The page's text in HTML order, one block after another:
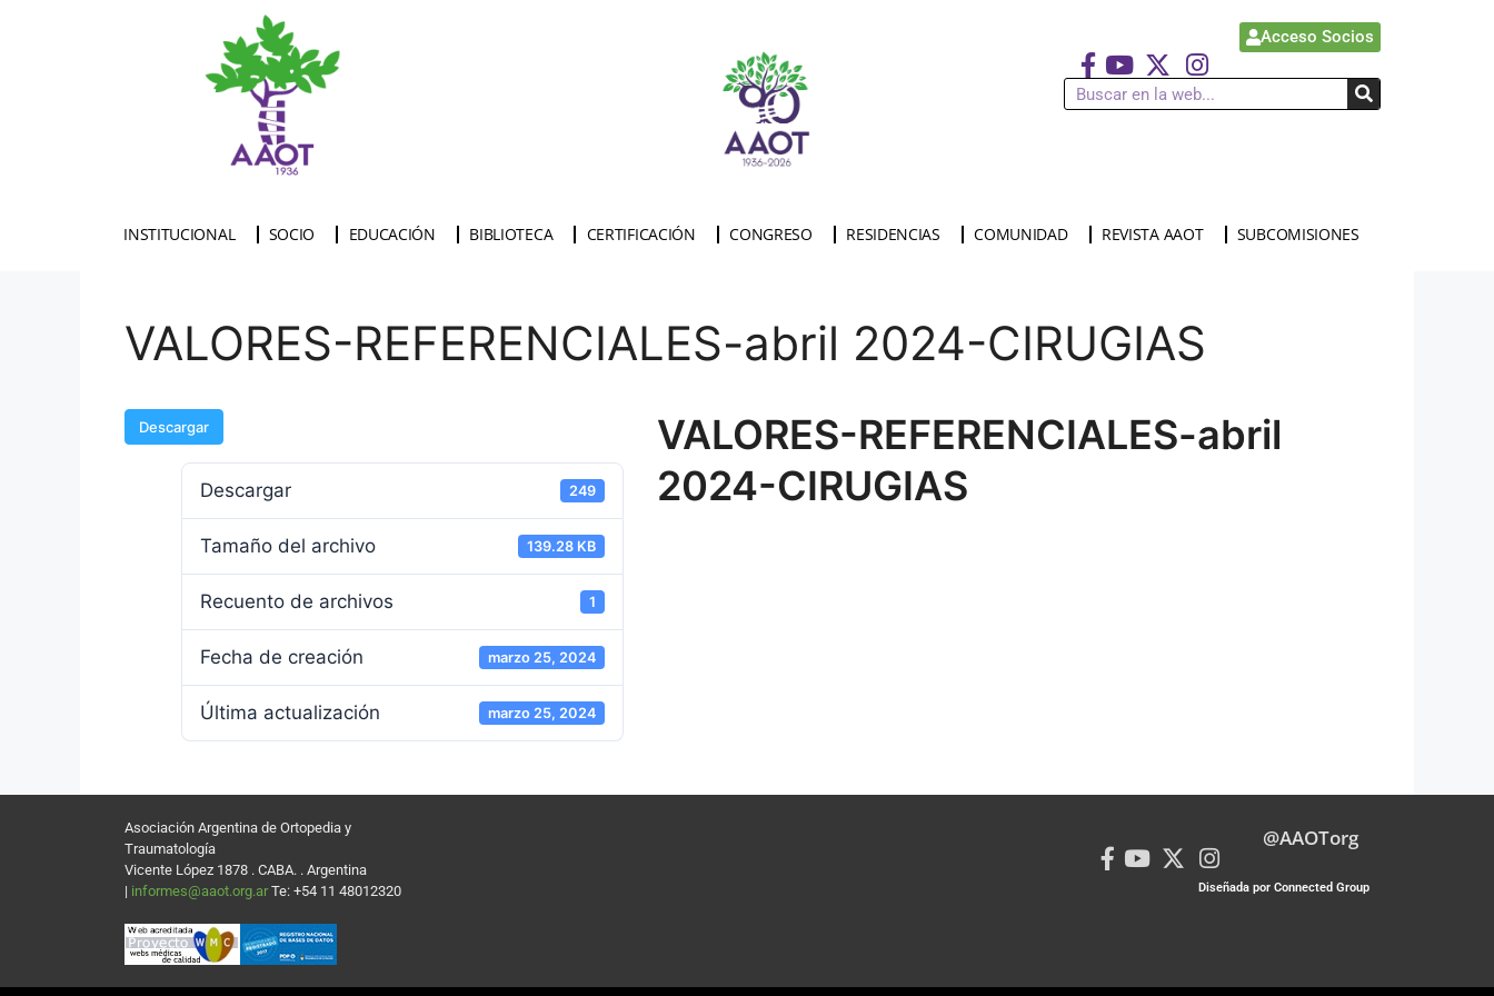
Acceso Socios
INSTITUCIONAL SOCIO EDUCACIÓN BIBLIOTECA CERTIFICACIÓN CONGRESO RESIDENCIAS COMUNIDAD REVISTA AAOT SUBCOMISIONES
VALORES-REFERENCIALES-abril 2024-CIRUGIAS
Descargar
Descargar 249
Tamaño del archivo 139.28 KB
Recuento de archivos 1
Fecha de creación marzo 25, 2024
Última actualización marzo 25, 2024
VALORES-REFERENCIALES-abril
2024-CIRUGIAS
Asociación Argentina de Ortopedia y
Traumatología
Vicente López 1878 . CABA. . Argentina
| informes@aaot.org.ar Te: +54 11 48012320
@AAOTorg
Diseñada por Connected Group